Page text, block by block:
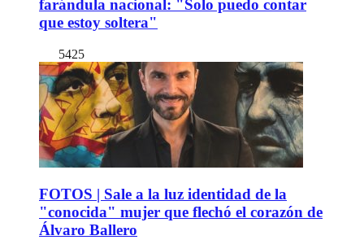
farándula nacional: "Solo puedo contar
que estoy soltera"
5425
FOTOS | Sale a la luz identidad de la
"conocida" mujer que flechó el corazón de
Álvaro Ballero